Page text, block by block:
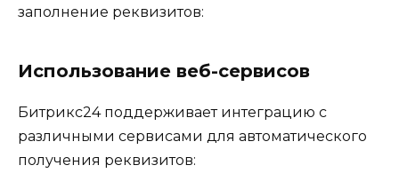
заполнение реквизитов:
Использование веб-сервисов
Битрикс24 поддерживает интеграцию с
различными сервисами для автоматического
получения реквизитов: